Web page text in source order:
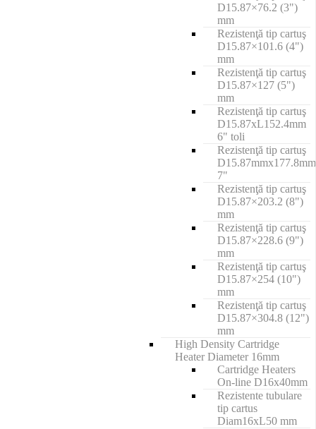
D15.87×76.2 (3")
mm
Rezistenţă tip cartuş
D15.87×101.6 (4")
mm
Rezistenţă tip cartuş
D15.87×127 (5")
mm
Rezistenţă tip cartuş
D15.87xL152.4mm
6" toli
Rezistenţă tip cartuş
D15.87mmx177.8mm
7"
Rezistenţă tip cartuş
D15.87×203.2 (8")
mm
Rezistenţă tip cartuş
D15.87×228.6 (9")
mm
Rezistenţă tip cartuş
D15.87×254 (10")
mm
Rezistenţă tip cartuş
D15.87×304.8 (12")
mm
High Density Cartridge
Heater Diameter 16mm
Cartridge Heaters
On-line D16x40mm
Rezistente tubulare
tip cartus
Diam16xL50 mm